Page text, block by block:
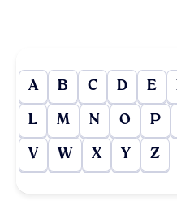
A B C D E
L M N O P
V W X Y Z